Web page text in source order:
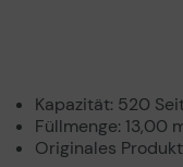
Kapazität: 520
Füllmenge: 13,00
Originales Produkt